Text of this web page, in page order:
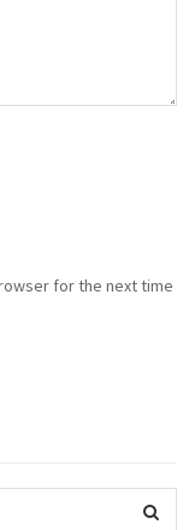
for the next time